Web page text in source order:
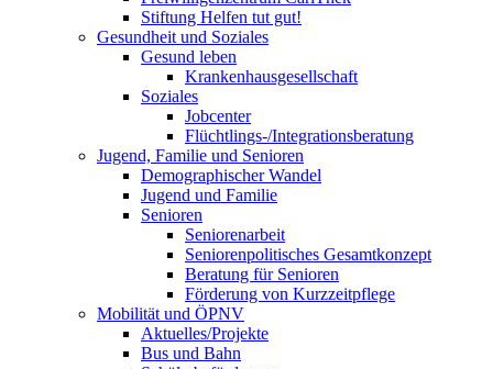
Stiftung Helfen tut gut!
Gesundheit und Soziales
Gesund leben
Krankenhausgesellschaft
Soziales
Jobcenter
Flüchtlings-/Integrationsberatung
Jugend, Familie und Senioren
Demographischer Wandel
Jugend und Familie
Senioren
Seniorenarbeit
Seniorenpolitisches Gesamtkonzept
Beratung für Senioren
Förderung von Kurzzeitpflege
Mobilität und ÖPNV
Aktuelles/Projekte
Bus und Bahn